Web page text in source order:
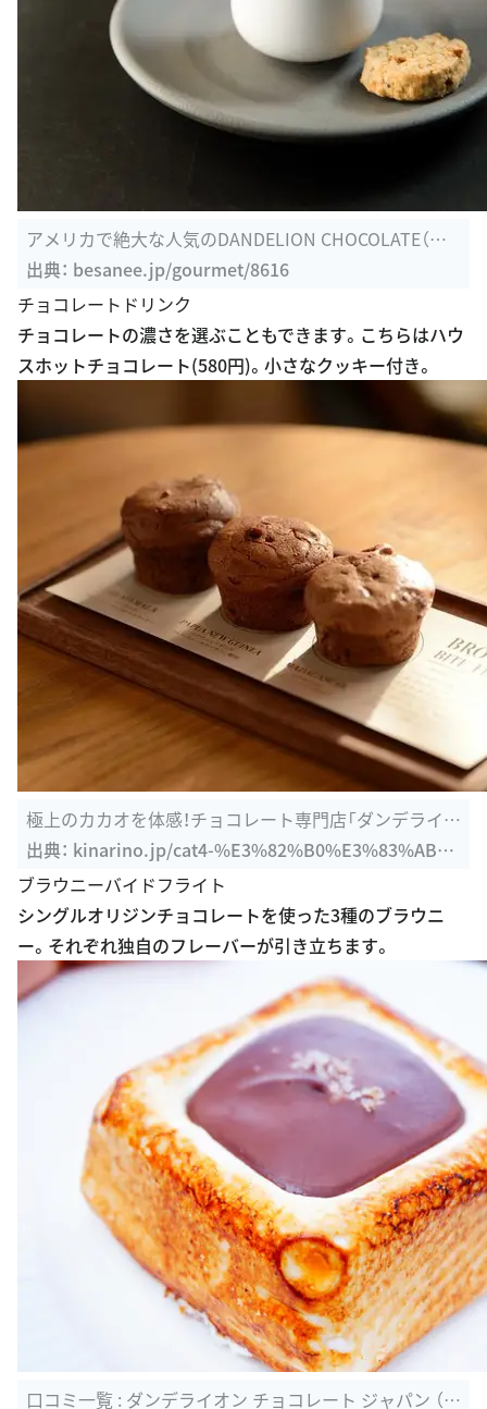
アメリカで絶大な人気のDANDELION CHOCOLATE（ダ
ンデライオン ...
出典：besanee.jp/gourmet/8616
チョコレートドリンク
チョコレートの濃さを選ぶこともできます。こちらはハウ
スホットチョコレート(580円)。小さなクッキー付き。
極上のカカオを体感！チョコレート専門店「ダンデライオ
ンチョコレート ...
出典：kinarino.jp/cat4-%E3%82%B0%E3%83%AB%
E3%83%A1/18231-%E6%A5%B5%E4%B8%8A%E3%
81%AE%E3%82%AB%E3%82%AB%E3%82%AA%E
3%82%92%E4%BD%93%E6%84%9F%EF%BC%81%
E3%83%81%E3%83%A7%E3%82%B3%E3%83%A
C%E3%83%BC%E3%83%88%E5%B0%82%E9%96%
80%E5%BA%97%E3%80%8C%E3%83%80%E3%8
3%B3%E3%83%87%E3%83%A9%E3%82%A4%E3%
82%AA%E3%83%B3%E3%83%81%E3%83%A7%E
3%82%B3%E3%83%AC%E3%83%BC%E3%83%88%
E3%80%8D%E3%81%8C%E8%94%B5%E5%89%8
D%E3%81%AB%E3%82%AA%E3%83%BC%E3%8
3%97%E3%83%B3%E3%81%97%E3%81%9F%E3%
82%88%E2%99%AA
ブラウニーバイドフライト
シングルオリジンチョコレートを使った3種のブラウニ
ー。それぞれ独自のフレーバーが引き立ちます。
口コミ一覧 : ダンデライオン チョコレート ジャパン （D